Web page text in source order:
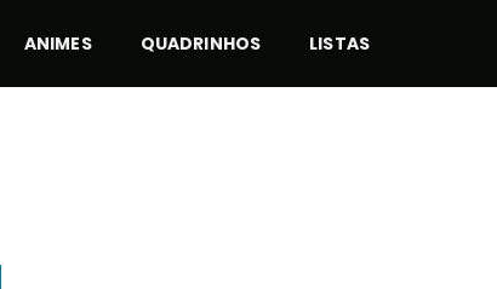
ANIMES QUADRINHOS LISTAS